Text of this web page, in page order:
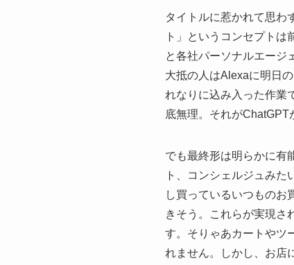
タイトルに惹かれて思
ト」というコンセプト
と各社パーソナルエージ
大抵の人はAlexaに明日
れなりに込み入った作業
底無理。それが
でも最終形は明らかに有
ト、コンシェルジュみ
し買っているいつものお
きそう。これらが実現さ
す。そりゃあカートやツ
れません。しかし、お店